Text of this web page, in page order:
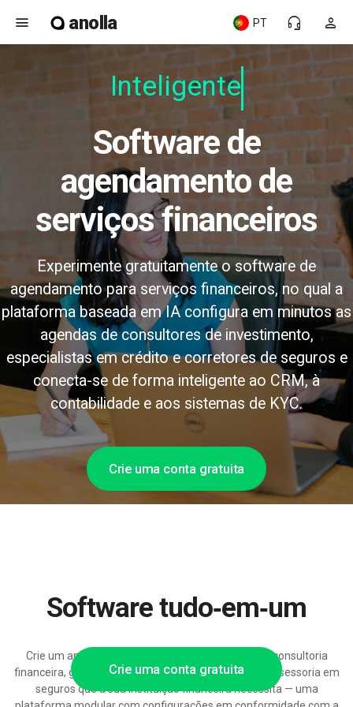
menu anolla person
headset_mic
PT
Inteligente
Software de
agendamento de
serviços financeiros
Experimente gratuitamente o software de
agendamento para serviços financeiros, no qual a
plataforma baseada em IA configura em minutos as
agendas de consultores de investimento,
especialistas em crédito e corretores de seguros e
conecta-se de forma inteligente ao CRM, à
contabilidade e aos sistemas de KYC.
Crie uma conta gratuita
Crie uma conta gratuita
Software tudo‑em‑um
Crie um ambiente de reservas exactamente para consultoria
financeira, gestão de ativos, consultoria bancária e assessoria em
seguros que a sua instituição financeira necessita — uma